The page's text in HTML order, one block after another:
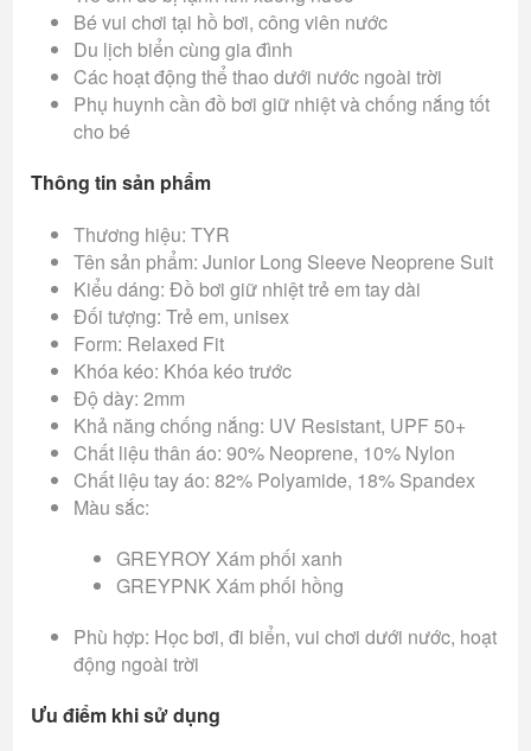
Bé vui chơi tại hồ bơi, công viên nước
Du lịch biển cùng gia đình
Các hoạt động thể thao dưới nước ngoài trời
Phụ huynh cần đồ bơi giữ nhiệt và chống nắng tốt
cho bé
Thông tin sản phẩm
Thương hiệu: TYR
Tên sản phẩm: Junior Long Sleeve Neoprene Suit
Kiểu dáng: Đồ bơi giữ nhiệt trẻ em tay dài
Đối tượng: Trẻ em, unisex
Form: Relaxed Fit
Khóa kéo: Khóa kéo trước
Độ dày: 2mm
Khả năng chống nắng: UV Resistant, UPF 50+
Chất liệu thân áo: 90% Neoprene, 10% Nylon
Chất liệu tay áo: 82% Polyamide, 18% Spandex
Màu sắc:
GREYROY Xám phối xanh
GREYPNK Xám phối hồng
Phù hợp: Học bơi, đi biển, vui chơi dưới nước, hoạt
động ngoài trời
Ưu điểm khi sử dụng